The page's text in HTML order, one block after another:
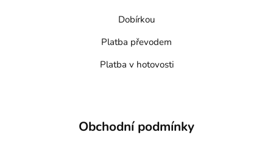
Dobírkou
Platba převodem
Platba v hotovosti
Obchodní podmínky